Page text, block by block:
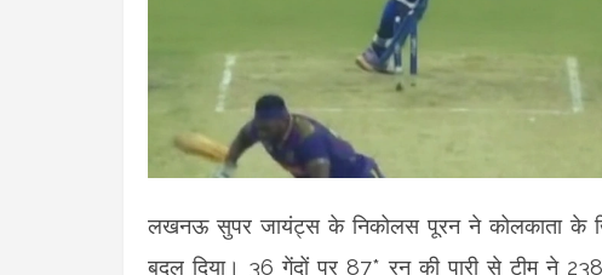
लखनऊ सुपर जायंट्स के निकोलस पूरन ने कोलकाता
बदल दिया। 36 गेंदों पर 87* रन की पारी से टीम ने